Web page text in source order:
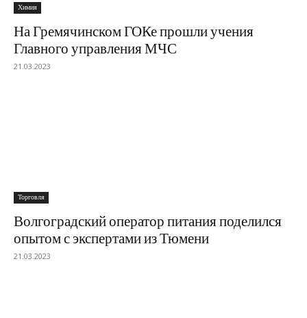
Химия
На Гремячинском ГОКе прошли учения
Главного управления МЧС
21.03.2023
Торговля
Волгоградский оператор питания поделился
опытом с экспертами из Тюмени
21.03.2023